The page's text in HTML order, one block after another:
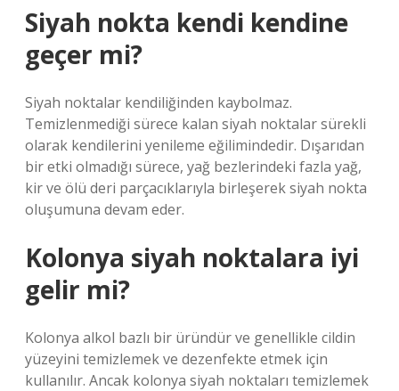
Siyah nokta kendi kendine
geçer mi?
Siyah noktalar kendiliğinden kaybolmaz.
Temizlenmediği sürece kalan siyah noktalar sürekli
olarak kendilerini yenileme eğilimindedir. Dışarıdan
bir etki olmadığı sürece, yağ bezlerindeki fazla yağ,
kir ve ölü deri parçacıklarıyla birleşerek siyah nokta
oluşumuna devam eder.
Kolonya siyah noktalara iyi
gelir mi?
Kolonya alkol bazlı bir üründür ve genellikle cildin
yüzeyini temizlemek ve dezenfekte etmek için
kullanılır. Ancak kolonya siyah noktaları temizlemek